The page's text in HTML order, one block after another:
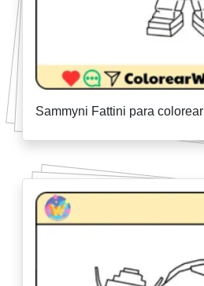
Sammyni Fattini para colorear